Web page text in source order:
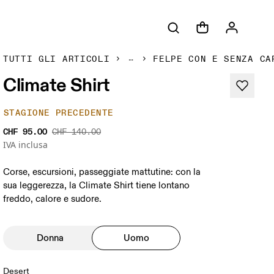
TUTTI GLI ARTICOLI FELPE CON E SENZA
Climate Shirt
STAGIONE PRECEDENTE
CHF 95.00 CHF 140.00
IVA inclusa
Corse, escursioni, passeggiate mattutine: con la
sua leggerezza, la Climate Shirt tiene lontano
freddo, calore e sudore.
Donna Uomo
Desert